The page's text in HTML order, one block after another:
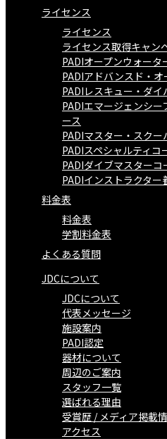
ライセンス
ライセンス
ライセンス取得キャン
PADIオープンウォータ
PADIアドバンスド・
PADIレスキュー・ダイ
PADIエマージェンシ
ース
PADIマスター・スクー
PADIスペシャルティコ
PADIダイブマスターコ
PADIインストラクター
料金表
料金表
学割料金表
よくある質問
JDCについて
JDCについて
代表メッセージ
施設案内
PADI認定
器材について
周辺のご案内
スタッフ一覧
選ばれる理由
受賞歴 / メディア掲載
アクセス